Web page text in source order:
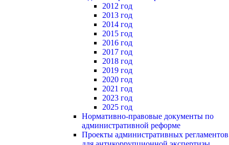
2012 год
2013 год
2014 год
2015 год
2016 год
2017 год
2018 год
2019 год
2020 год
2021 год
2023 год
2025 год
Нормативно-правовые документы по
административной реформе
Проекты административных регламентов